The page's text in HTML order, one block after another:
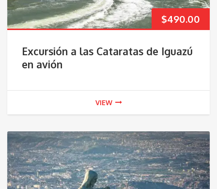
$490.00
Excursión a las Cataratas de Iguazú
en avión
VIEW